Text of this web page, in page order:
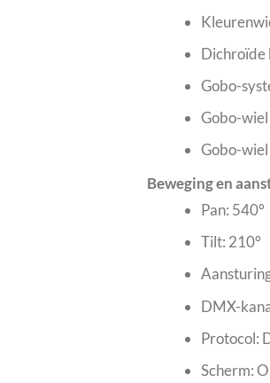
Dichroïde
Gobo-
Gobo-
Gobo-wiel
Beweging en
Pan: 540°
Tilt: 210°
DMX-
Protocol:
Scherm: